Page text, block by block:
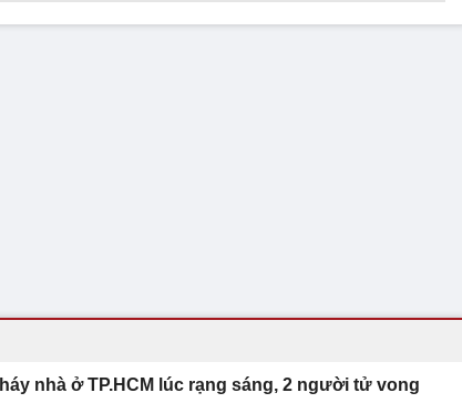
nhà ở TP.HCM lúc rạng sáng, 2 người tử vong